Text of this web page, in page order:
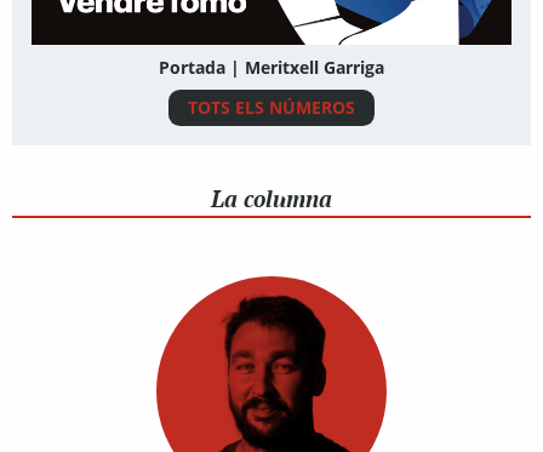
Portada | Meritxell Garriga
TOTS ELS NÚMEROS
La columna